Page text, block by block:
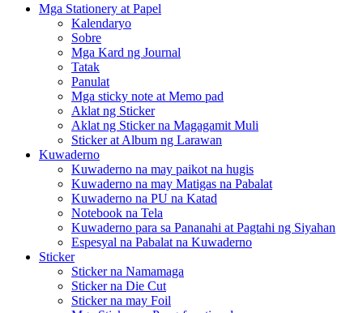
Mga Stationery at Papel
Kalendaryo
Sobre
Mga Kard ng Journal
Tatak
Panulat
Mga sticky note at Memo pad
Aklat ng Sticker
Aklat ng Sticker na Magagamit Muli
Sticker at Album ng Larawan
Kuwaderno
Kuwaderno na may paikot na hugis
Kuwaderno na may Matigas na Pabalat
Kuwaderno na PU na Katad
Notebook na Tela
Kuwaderno para sa Pananahi at Pagtahi ng Siyahan
Espesyal na Pabalat na Kuwaderno
Sticker
Sticker na Namamaga
Sticker na Die Cut
Sticker na may Foil